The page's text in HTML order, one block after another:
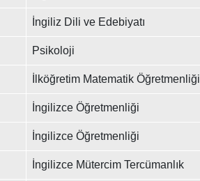
İngiliz Dili ve Edebiyatı
Psikoloji
İlköğretim Matematik Öğretmenliği
İngilizce Öğretmenliği
İngilizce Öğretmenliği
İngilizce Mütercim Tercümanlık